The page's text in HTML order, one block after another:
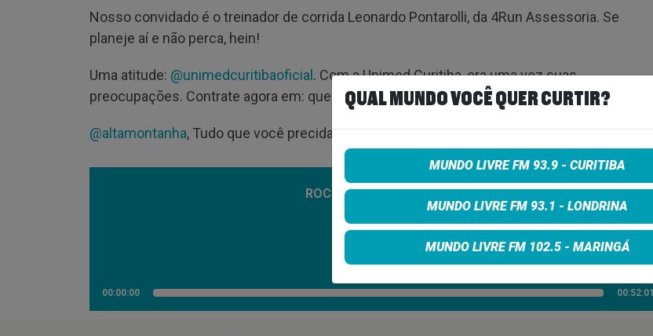
Nosso convidado é o treinador de corrida Leonardo Pontarolli, da 4Run Assessoria. Se
planeje aí e não perca, hein!
Uma atitude: @unimedcuritibaoficial . Com a Unimed Curitiba, era uma vez suas
preocupações. Contrate agora em: querounimed.com.br
@altamontanha, Tudo que você precida para sua aventura está aqui.
ROCK AND RUN 04/01/25
00:00:00 00:52:01
QUAL MUNDO VOCÊ QUER CURTIR?
MUNDO LIVRE FM 93.9 - CURITIBA
MUNDO LIVRE FM 93.1 - LONDRINA
MUNDO LIVRE FM 102.5 - MARINGÁ